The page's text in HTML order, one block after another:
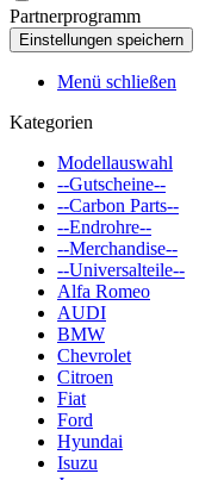
Partnerprogramm
Menü schließen
Kategorien
Modellauswahl
--Gutscheine--
--Carbon Parts--
--Endrohre--
--Merchandise--
--Universalteile--
Alfa Romeo
AUDI
BMW
Chevrolet
Citroen
Fiat
Ford
Hyundai
Isuzu